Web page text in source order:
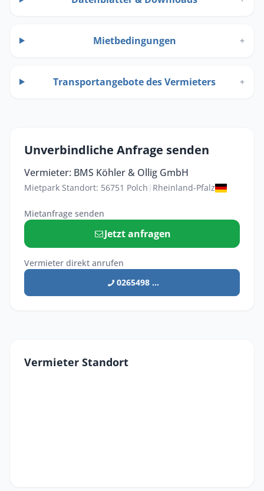
Mietbedingungen +
Transportangebote des Vermieters +
Unverbindliche Anfrage senden
Vermieter: BMS Köhler & Ollig GmbH
Mietpark Standort: 56751 Polch | Rheinland-Pfalz
Mietanfrage senden
Jetzt anfragen
Vermieter direkt anrufen
0265498 ...
Vermieter Standort